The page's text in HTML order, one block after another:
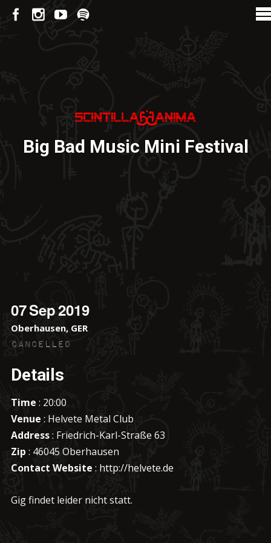
Big Bad Music Mini Festival
07Sep2019
Oberhausen, GER
Cancelled
Details
Time : 20:00
Venue : Helvete Metal Club
Address: Friedrich-Karl-Straße 63
Zip : 46045 Oberhausen
Contact Website : http://helvete.de
Gig findet leider nicht statt.